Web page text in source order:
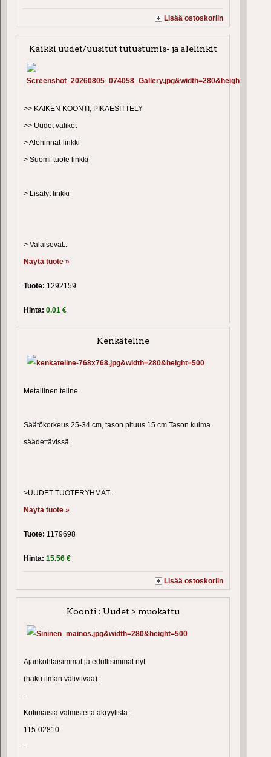
Lisää ostoskoriin
Kaikki uudet/uusitut tutustumis- ja alelinkit
>> KAIKEN KOONTI, PIKAESITTELY
>> Uudet valikot
> Alehinnat-linkki
> Suomi-tuote linkki
> Lisätyt linkki
> Valaisevat..
Näytä tuote »
Tuote: 1292159
Hinta: 0.01 €
Kenkäteline
Metallinen teline.
Säätökorkeus 25-34 cm, tason pituus 15 cm Tason kulma
säädettävissä.
>UUDET TUOTERYHMÄT..
Näytä tuote »
Tuote: 1179698
Hinta: 15.56 €
Lisää ostoskoriin
Koonti : Uudet > muokattu
Ajankohtaisimmat ja edullisimmat nyt
(haku ilman väliviivaa) :
-
Kotimaisia valmisteita akryylista :
115-02810
-